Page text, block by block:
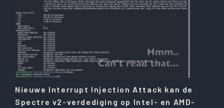
Nieuwe Interrupt Injection Attack kan de
Spectre v2-verdediging op Intel- en AMD-